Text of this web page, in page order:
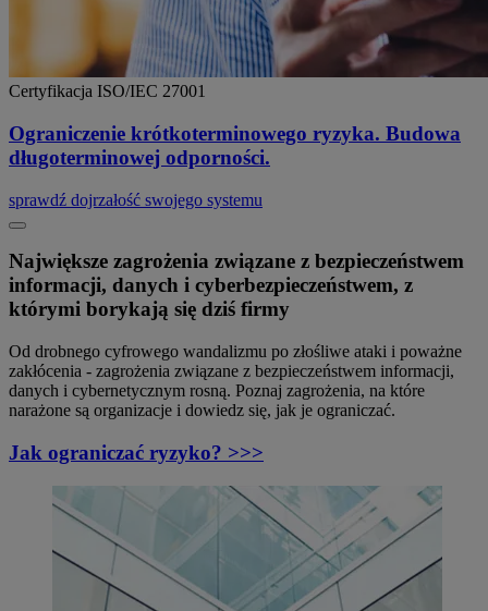
Certyfikacja ISO/IEC 27001
Ograniczenie krótkoterminowego ryzyka. Budowa
długoterminowej odporności.
sprawdź dojrzałość swojego systemu
Największe zagrożenia związane z bezpieczeństwem
informacji, danych i cyberbezpieczeństwem, z
którymi borykają się dziś firmy
Od drobnego cyfrowego wandalizmu po złośliwe ataki i poważne
zakłócenia - zagrożenia związane z bezpieczeństwem informacji,
danych i cybernetycznym rosną. Poznaj zagrożenia, na które
narażone są organizacje i dowiedz się, jak je ograniczać.
Jak ograniczać ryzyko? >>>